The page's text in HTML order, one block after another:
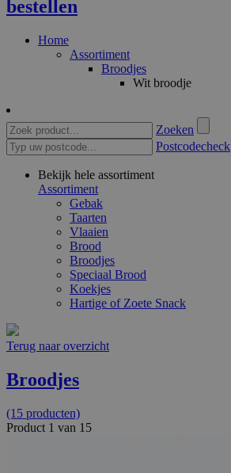
bestellen
Home
Assortiment
Broodjes
Wit broodje
Zoeken
Postcodecheck
Bekijk hele assortiment
Assortiment
Gebak
Taarten
Vlaaien
Brood
Broodjes
Speciaal Brood
Koekjes
Hartige of Zoete Snack
Terug naar overzicht
Broodjes
(15 producten)
Product 1 van 15